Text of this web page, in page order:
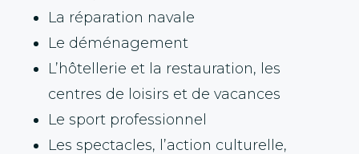
La réparation navale
Le déménagement
L’hôtellerie et la restauration, les
centres de loisirs et de vacances
Le sport professionnel
Les spectacles, l’action culturelle,